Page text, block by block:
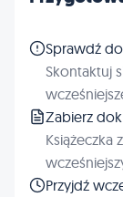
Sprawdź
Skontaktuj
Zabierz
Przyjdź